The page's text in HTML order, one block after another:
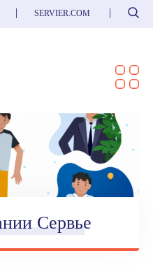
SERVIER.COM Поиск
Сервье